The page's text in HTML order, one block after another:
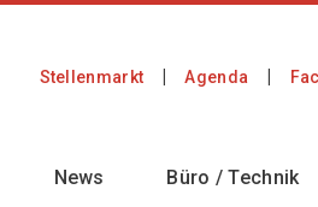
Stellenmarkt Agenda
News Büro / Technik